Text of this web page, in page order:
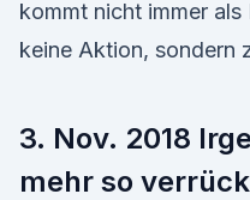
kommt nicht immer
keine Aktion, sondern
3. Nov. 2018
mehr so